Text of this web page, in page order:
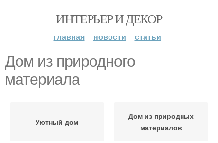
ИНТЕРЬЕР И ДЕКОР
главная новости статьи
Дом из природного
материала
Уютный дом
Дом из природных
материалов